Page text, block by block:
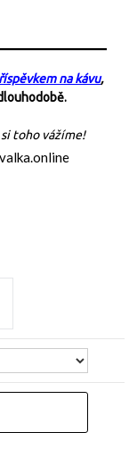
na kávu,
toho vážíme!